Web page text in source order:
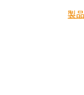
製